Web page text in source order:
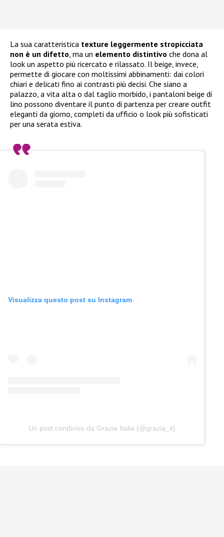
La sua caratteristica texture leggermente stropicciata
non è un difetto, ma un elemento distintivo che dona al
look un aspetto più ricercato e rilassato. Il beige, invece,
permette di giocare con moltissimi abbinamenti: dai colori
chiari e delicati fino ai contrasti più decisi. Che siano a
palazzo, a vita alta o dal taglio morbido, i pantaloni beige di
lino possono diventare il punto di partenza per creare outfit
eleganti da giorno, completi da ufficio o look più sofisticati
per una serata estiva.
Visualizza questo post su Instagram
Un post condiviso da Grazia Italia (@grazia_it)